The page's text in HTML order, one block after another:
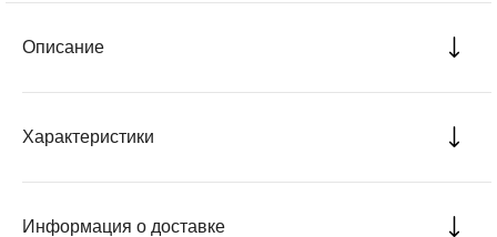
Описание
Характеристики
Информация о доставке